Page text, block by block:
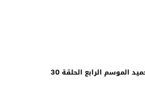
الموسم الرابع الحلقة 30